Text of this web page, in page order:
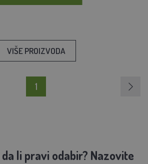
VIŠE PROIZVODA
1
li pravi odabir? Nazovite